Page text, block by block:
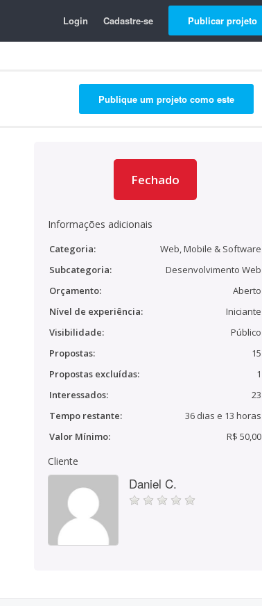
Login Cadastre-se Publicar projeto
Publique um projeto como este
Fechado
Informações adicionais
Categoria:
Web, Mobile & Software
Subcategoria:
Desenvolvimento Web
Orçamento:
Aberto
Nível de experiência:
Iniciante
Visibilidade:
Público
Propostas:
15
Propostas excluídas:
1
Interessados:
23
Tempo restante:
36 dias e 13 horas
Valor Mínimo:
R$ 50,00
Cliente
Daniel C.